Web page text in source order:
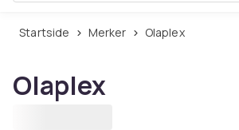
Startside Merker Olaplex
Olaplex